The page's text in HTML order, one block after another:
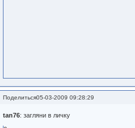
Поделиться05-03-2009 09:28:29
tan76: загляни в личку